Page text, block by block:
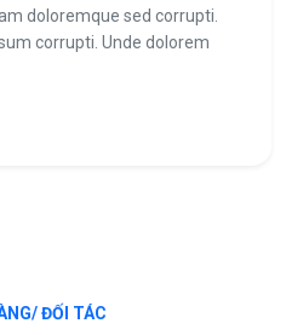
doloremque sed corrupti.
corrupti. Unde dolorem
ĐỐI TÁC